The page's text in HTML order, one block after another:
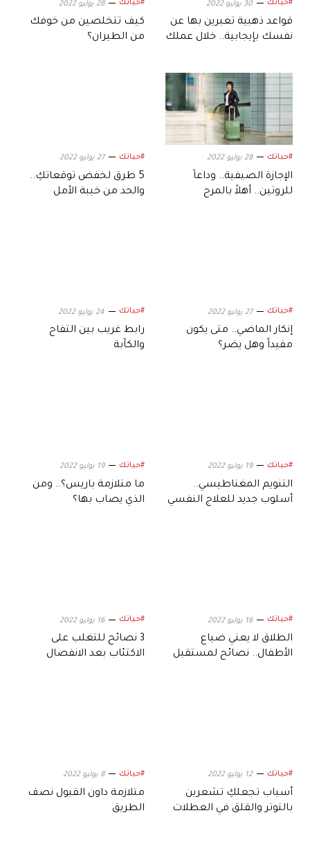
#حياتك 30 يوليو 2022
قواعد ذهبية تعبرين بها عن
نفسك بإيجابية.. خلال عملك
#حياتك 28 يوليو 2022
كيف تتخلصين من خوفك
من الطيران؟
#حياتك 28 يوليو 2022
الإجازة الصيفية.. وداعاً
للروتين.. أهلاً بالمرح
#حياتك 27 يوليو 2022
5 طرق لخفض توقعاتكِ..
والحد من خيبة الأمل
#حياتك 27 يوليو 2022
إنكار الماضي.. متى يكون
مفيداً وهل يضر؟
#حياتك 24 يوليو 2022
رابط غريب بين التفاح
والكآبة
#حياتك 19 يوليو 2022
التنويم المغناطيسي..
أسلوب جديد للعلاج النفسي
#حياتك 19 يوليو 2022
ما متلازمة باريس؟.. ومن
الذي يصاب بها؟
#حياتك 16 يوليو 2022
الطلاق لا يعني ضياع
الأطفال.. نصائح لمستقبل
#حياتك 16 يوليو 2022
3 نصائح للتغلب على
الاكتئاب بعد الانفصال
#حياتك 12 يوليو 2022
أسباب تجعلكِ تشعرين
بالتوتر والقلق في العطلات
#حياتك 8 يوليو 2022
متلازمة داون القبول نصف
الطريق